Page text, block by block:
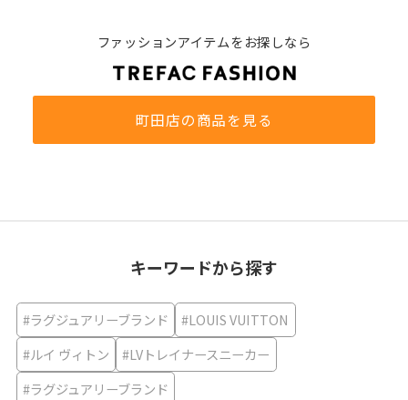
ファッションアイテムをお探しなら
町田店の商品を見る
キーワードから探す
#ラグジュアリーブランド
#LOUIS VUITTON
#ルイ ヴィトン
#LVトレイナースニーカー
#ラグジュアリーブランド